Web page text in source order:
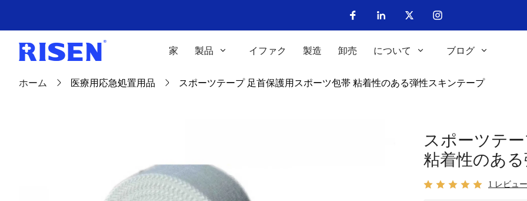
家 製品 イファク 製造 卸売 について ブログ
ホーム 医療用応急処置用品 スポーツテープ 足首保護用スポーツ包帯 粘着性のある弾性スキンテープ
スポーツテ
粘着性のあ
1 レビュー